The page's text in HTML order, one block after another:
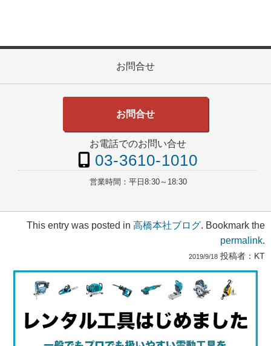
お問合せ
お問合せ
お電話でのお問い合せ
03-3610-1010
営業時間： 平日8:30～18:30
This entry was posted in 高橋本社ブログ. Bookmark the
permalink.
2019/9/18 投稿者： KT